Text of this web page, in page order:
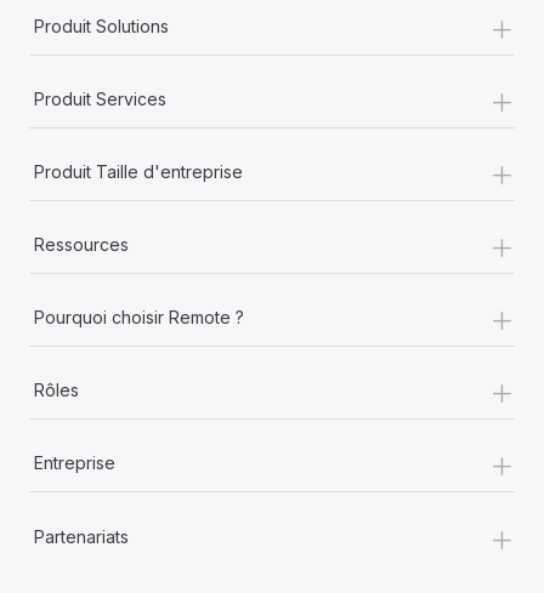
Produit Solutions +
Produit Services +
Produit Taille d'entreprise +
Ressources +
Pourquoi choisir Remote ? +
Rôles +
Entreprise +
Partenariats +